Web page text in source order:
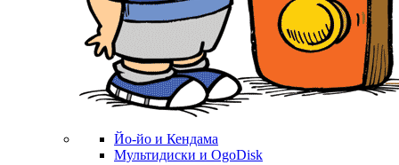
Йо-йо и Кендама
Мультидиски и OgoDisk